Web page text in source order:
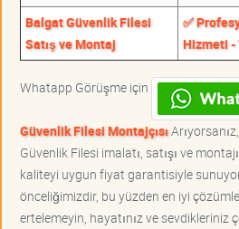
Balgat Güvenlik Filesi
Satış ve Montaj
✅
Hizmeti -
Whatapp Görüşme için
Güvenlik Filesi Montajçısı
Güvenlik Filesi imalatı, satışı ve
kaliteyi uygun fiyat garantisiyle
önceliğimizdir, bu yüzden en iyi
ertelemeyin, hayatınız ve sevdikleriniz